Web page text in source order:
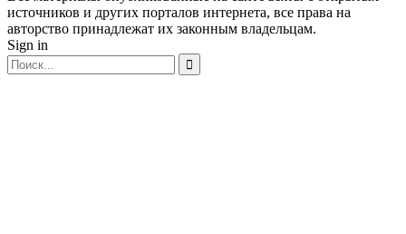
источников и других порталов интернета, все права на
авторство принадлежат их законным владельцам.
Sign in